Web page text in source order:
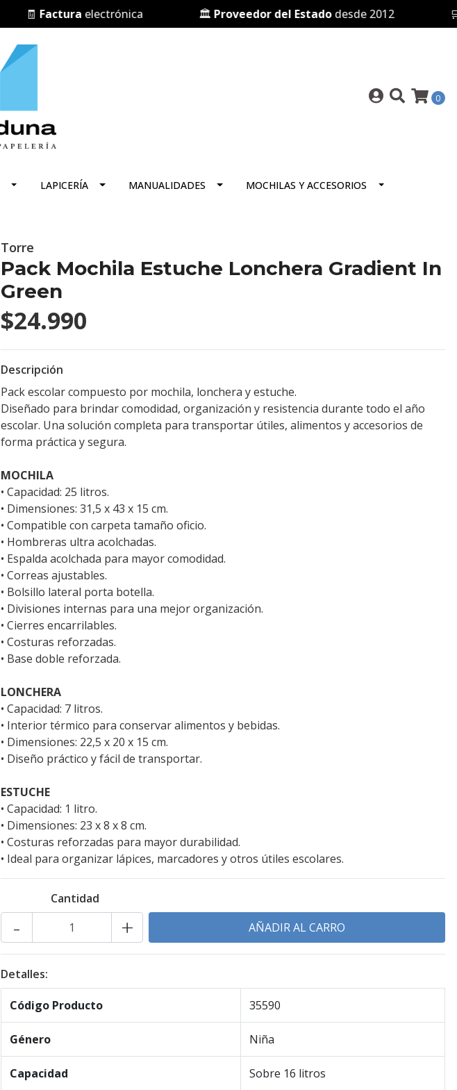
Facturaelectrónica Proveedor del Estadodesde 2012 🛒
0
LAPICERÍA MANUALIDADES MOCHILAS Y ACCESORIOS
Torre
Pack Mochila Estuche Lonchera Gradient In
Green
$24.990
Descripción
Pack escolar compuesto por mochila, lonchera y estuche.
Diseñado para brindar comodidad, organización y resistencia durante todo el año
escolar. Una solución completa para transportar útiles, alimentos y accesorios de
forma práctica y segura.
MOCHILA
• Capacidad: 25 litros.
• Dimensiones: 31,5 x 43 x 15 cm.
• Compatible con carpeta tamaño oficio.
• Hombreras ultra acolchadas.
• Espalda acolchada para mayor comodidad.
• Correas ajustables.
• Bolsillo lateral porta botella.
• Divisiones internas para una mejor organización.
• Cierres encarrilables.
• Costuras reforzadas.
• Base doble reforzada.
LONCHERA
• Capacidad: 7 litros.
• Interior térmico para conservar alimentos y bebidas.
• Dimensiones: 22,5 x 20 x 15 cm.
• Diseño práctico y fácil de transportar.
ESTUCHE
• Capacidad: 1 litro.
• Dimensiones: 23 x 8 x 8 cm.
• Costuras reforzadas para mayor durabilidad.
• Ideal para organizar lápices, marcadores y otros útiles escolares.
Cantidad
+
-
Detalles:
Código Producto 35590
Género Niña
Capacidad Sobre 16 litros